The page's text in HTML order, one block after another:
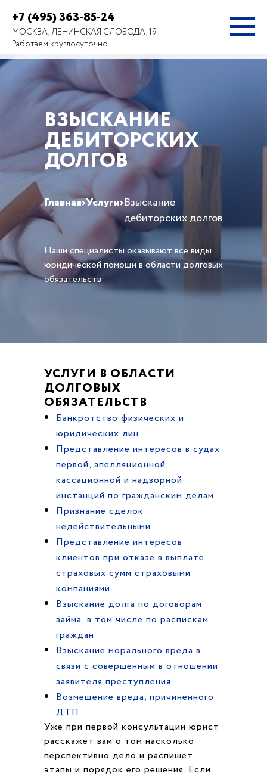
+7 (495) 363-85-24
МОСКВА, ЛЕНИНСКАЯ СЛОБОДА, 19
Работаем круглосуточно
ВЗЫСКАНИЕ
ДЕБИТОРСКИХ
ДОЛГОВ
Главная›Услуги›Взыскание
дебиторских долгов
Наши специалисты оказывают все виды
юридической помощи в области долговых
обязательств
УСЛУГИ В ОБЛАСТИ
ДОЛГОВЫХ
ОБЯЗАТЕЛЬСТВ
Банкротство физических и
юридических лиц
Представление интересов в судах
первой, апелляционной,
кассационной и надзорной
инстанций по гражданским делам
Признание сделок
недействительными
Представление интересов
клиентов при отказе в выплате
страховых сумм страховыми
компаниями
Взыскание долга по договорам
займа, в том числе по распискам
граждан
Взыскание морального вреда в
связи с совершенным в отношении
заявителя преступления
Возмещение вреда, причиненного
ДТП
Уже при первой консультации юрист
расскажет вам о том насколько
перспективно дело и распишет
этапы и порядок его решения. Если